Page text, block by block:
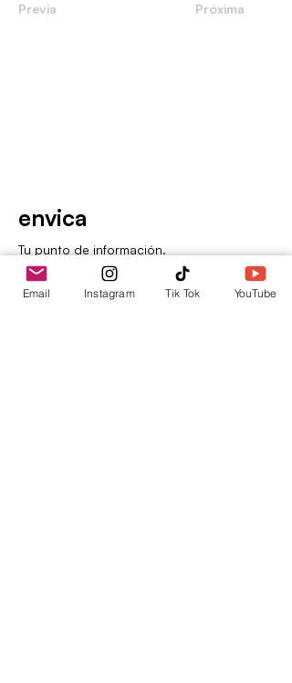
Previa Próxima
envica
Tu punto de información.
Email Instagram Tik Tok YouTube